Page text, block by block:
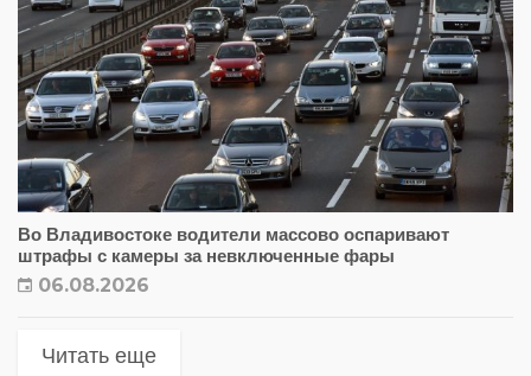
Во Владивостоке водители массово оспаривают
штрафы с камеры за невключенные фары
06.08.2026
Читать еще